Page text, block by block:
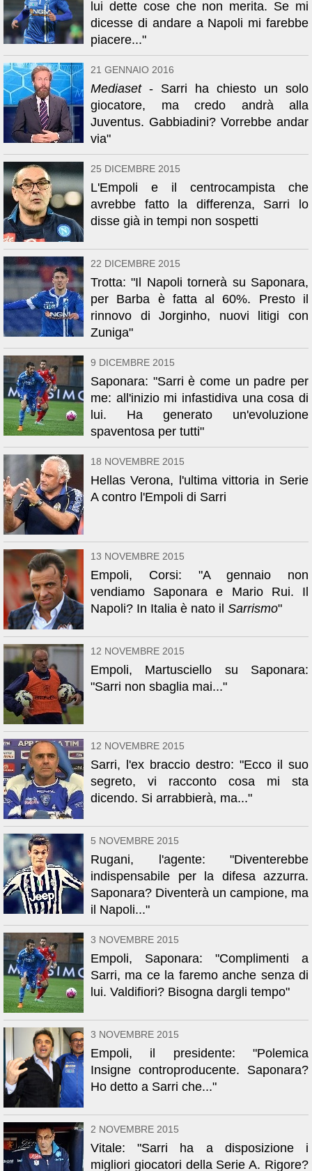
lui dette cose che non merita. Se mi
dicesse di andare a Napoli mi farebbe
piacere..."
21 GENNAIO 2016
Mediaset- Sarri ha chiesto un solo
giocatore, ma credo andrà alla
Juventus. Gabbiadini? Vorrebbe andar
via"
25 DICEMBRE 2015
L'Empoli e il centrocampista che
avrebbe fatto la differenza, Sarri lo
disse già in tempi non sospetti
22 DICEMBRE 2015
Trotta: "Il Napoli tornerà su Saponara,
per Barba è fatta al 60%. Presto il
rinnovo di Jorginho, nuovi litigi con
Zuniga"
9 DICEMBRE 2015
Saponara: "Sarri è come un padre per
me: all'inizio mi infastidiva una cosa di
lui. Ha generato un'evoluzione
spaventosa per tutti"
18 NOVEMBRE 2015
Hellas Verona, l'ultima vittoria in Serie
A contro l'Empoli di Sarri
13 NOVEMBRE 2015
Empoli, Corsi: "A gennaio non
vendiamo Saponara e Mario Rui. Il
Napoli? In Italia è nato il Sarrismo"
12 NOVEMBRE 2015
Empoli, Martusciello su Saponara:
"Sarri non sbaglia mai..."
12 NOVEMBRE 2015
Sarri, l'ex braccio destro: "Ecco il suo
segreto, vi racconto cosa mi sta
dicendo. Si arrabbierà, ma..."
5 NOVEMBRE 2015
Rugani, l'agente: "Diventerebbe
indispensabile per la difesa azzurra.
Saponara? Diventerà un campione, ma
il Napoli..."
3 NOVEMBRE 2015
Empoli, Saponara: "Complimenti a
Sarri, ma ce la faremo anche senza di
lui. Valdifiori? Bisogna dargli tempo"
3 NOVEMBRE 2015
Empoli, il presidente: "Polemica
Insigne controproducente. Saponara?
Ho detto a Sarri che..."
2 NOVEMBRE 2015
Vitale: "Sarri ha a disposizione i
migliori giocatori della Serie A. Rigore?